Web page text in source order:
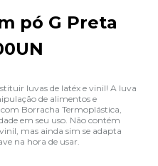
pó G Preta
luvas de latéx e vinil! A luva
de alimentos e
Borracha Termoplástica,
em seu uso. Não contém
mas ainda sim se adapta
na hora de usar.